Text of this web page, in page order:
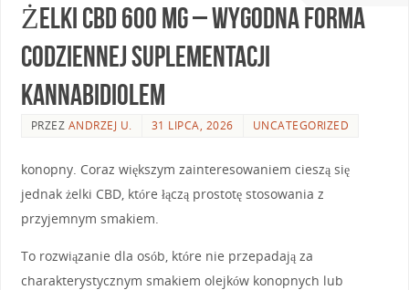
Żelki CBD 600 mg – wygodna forma
codziennej suplementacji
kannabidiolem
PRZEZ ANDRZEJ U. 31 LIPCA, 2026 UNCATEGORIZED
konopny. Coraz większym zainteresowaniem cieszą się
jednak żelki CBD, które łączą prostotę stosowania z
przyjemnym smakiem.
To rozwiązanie dla osób, które nie przepadają za
charakterystycznym smakiem olejków konopnych lub